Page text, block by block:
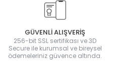
GÜVENLİ ALIŞVERİŞ
256-bit SSL sertifikası ve 3D
Secure ile kurumsal ve bireysel
ödemeleriniz güvence altında.